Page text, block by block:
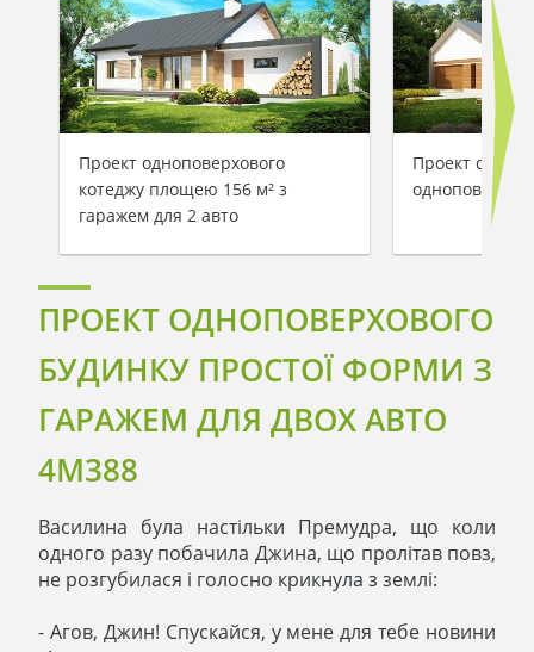
Проект одноповерхового
котеджу площею 156 м² з
гаражем для 2 авто
Проект
ПРОЕКТ ОДНОПОВЕРХОВОГО
БУДИНКУ ПРОСТОЇ ФОРМИ З
ГАРАЖЕМ ДЛЯ ДВОХ АВТО
4M388
Василина була настільки Премудра, що коли
одного разу побачила Джина, що пролітав повз,
не розгубилася і голосно крикнула з землі:
- Агов, Джин! Спускайся, у мене для тебе новини